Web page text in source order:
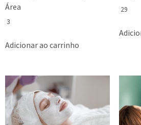
Área
3
Adicionar ao carrinho
29